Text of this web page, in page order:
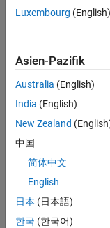
<format>
Beispiel: https://
Name
api_key
Luxembourg (English)
Asien-Pazifik
Australia (English)
India (English)
New Zealand
中国
简体中文
English
日本 (日本語)
한국 (한국어)